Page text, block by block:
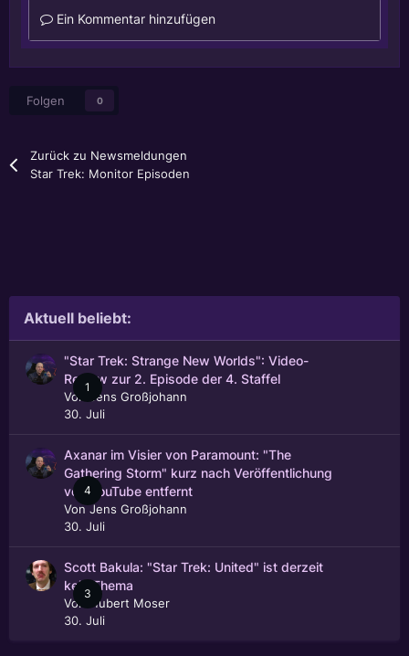
Ein Kommentar hinzufügen
Folgen 0
Zurück zu Newsmeldungen
Star Trek: Monitor Episoden
Aktuell beliebt:
1
"Star Trek: Strange New Worlds": Video-
Review zur 2. Episode der 4. Staffel
Von
Jens Großjohann
30. Juli
4
Axanar im Visier von Paramount: "The
Gathering Storm" kurz nach Veröffentlichung
von YouTube entfernt
VonJens Großjohann
30. Juli
3
Scott Bakula: "Star Trek: United" ist derzeit
kein Thema
Von
Hubert Moser
30. Juli